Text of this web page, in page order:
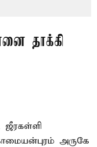
தாக்கி
ஜீரகள்ளி
அருகே